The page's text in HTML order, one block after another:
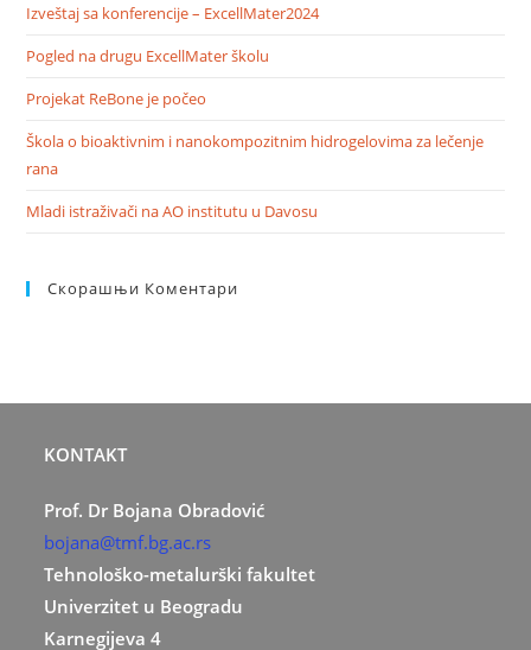
Izveštaj sa konferencije – ExcellMater2024
Pogled na drugu ExcellMater školu
Projekat ReBone je počeo
Škola o bioaktivnim i nanokompozitnim hidrogelovima za lečenje
rana
Mladi istraživači na AO institutu u Davosu
Скорашњи Коментари
KONTAKT
Prof. Dr Bojana Obradović
bojana@tmf.bg.ac.rs
Tehnološko-metalurški fakultet
Univerzitet u Beogradu
Karnegijeva 4